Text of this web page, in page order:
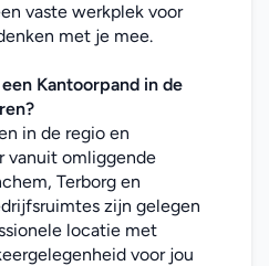
vaste werkplek voor
met je mee.
Kantoorpand in de
in de regio en
vanuit omliggende
Terborg en
zijn gelegen
locatie met
voor jou